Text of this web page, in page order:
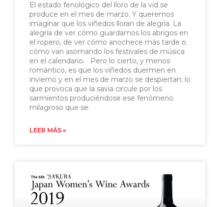
El estado fenológico del lloro de la vid se
produce en el mes de marzo. Y queremos
imaginar que los viñedos lloran de alegría. La
alegría de ver cómo guardamos los abrigos en
el ropero, de ver cómo anochece más tarde o
cómo van asomando los festivales de música
en el calendario. Pero lo cierto, y menos
romántico, es que los viñedos duermen en
invierno y en el mes de marzo se despiertan; lo
que provoca que la savia circule por los
sarmientos produciéndose ese fenómeno
milagroso que se
LEER MÁS »